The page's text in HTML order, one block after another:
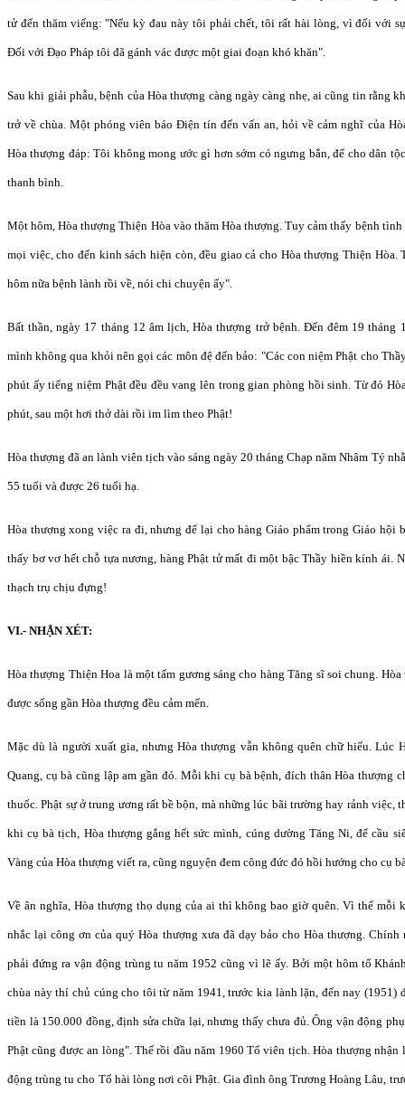
tử đến thăm viếng: "Nếu kỳ đau này tôi phải chết, tôi rất hài lòng, vì đối với
Đối với Đạo Pháp tôi đã gánh vác được một giai đoạn khó khăn".
Sau khi giải phẫu, bệnh của Hòa thượng càng ngày càng nhẹ, ai cũng tin rằng
trở về chùa. Một phóng viên báo Điện tín đến vấn an, hỏi về cảm nghĩ của
Hòa thượng đáp: Tôi không mong ước gì hơn sớm có ngưng bắn, để cho dân
thanh bình.
Một hôm, Hòa thượng Thiện Hòa vào thăm Hòa thượng. Tuy cảm thấy bệnh
mọi việc, cho đến kinh sách hiện còn, đều giao cả cho Hòa thượng Thiện
hôm nữa bệnh lành rồi về, nói chi chuyện ấy".
Bất thần, ngày 17 tháng 12 âm lịch, Hòa thượng trở bệnh. Đến đêm 19 tháng
mình không qua khỏi nên gọi các môn đệ đến bảo: "Các con niệm Phật cho
phút ấy tiếng niệm Phật đều đều vang lên trong gian phòng hồi sinh. Từ đó
phút, sau một hơi thở dài rồi im lìm theo Phật!
Hòa thượng đã an lành viên tịch vào sáng ngày 20 tháng Chạp năm Nhâm Tý
55 tuổi và được 26 tuổi hạ.
Hòa thượng xong việc ra đi, nhưng để lại cho hàng Giáo phẩm trong Giáo hội
thấy bơ vơ hết chỗ tựa nương, hàng Phật tử mất đi một bậc Thầy hiền kính ái.
thạch trụ chịu đựng!
VI.- NHẬN XÉT:
Hòa thượng Thiện Hoa là một tấm gương sáng cho hàng Tăng sĩ soi chung.
được sống gần Hòa thượng đều cảm mến.
Mặc dù là người xuất gia, nhưng Hòa thượng vẫn không quên chữ hiếu. Lúc
Quang, cụ bà cũng lập am gần đó. Mỗi khi cụ bà bệnh, đích thân Hòa thượng
thuốc. Phật sự ở trung ương rất bề bộn, mà những lúc bãi trường hay rảnh việc,
khi cụ bà tịch, Hòa thượng gắng hết sức mình, cúng dường Tăng Ni, để cầu
Vàng của Hòa thượng viết ra, cũng nguyện đem công đức đó hồi hướng cho cụ
Về ân nghĩa, Hòa thượng thọ dụng của ai thì không bao giờ quên. Vì thế mỗi
nhắc lại công ơn của quý Hòa thượng xưa đã dạy bảo cho Hòa thượng. Chính
phải đứng ra vận động trùng tu năm 1952 cũng vì lẽ ấy. Bởi một hôm tổ
chùa này thí chủ cúng cho tôi từ năm 1941, trước kia lành lặn, đến nay (1951)
tiền là 150.000 đồng, định sửa chữa lại, nhưng thấy chưa đủ. Ông vận động
Phật cũng được an lòng". Thế rồi đầu năm 1960 Tổ viên tịch. Hòa thượng nhận
động trùng tu cho Tổ hài lòng nơi cõi Phật. Gia đình ông Trương Hoàng Lâu,